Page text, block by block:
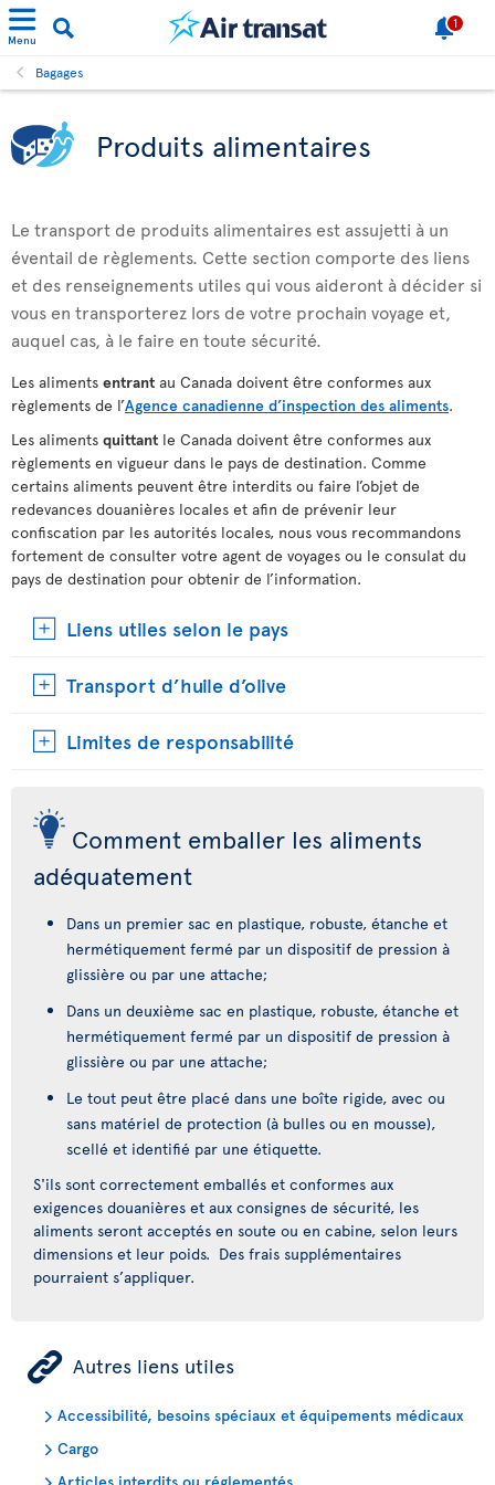
Menu
1
Bagages
Produits alimentaires
Le transport de produits alimentaires est assujetti à un
éventail de règlements. Cette section comporte des liens
et des renseignements utiles qui vous aideront à décider si
vous en transporterez lors de votre prochain voyage et,
auquel cas, à le faire en toute sécurité.
Les aliments entrant au Canada doivent être conformes aux
règlements de l’Agence canadienne d’inspection des aliments.
Les aliments quittant le Canada doivent être conformes aux
règlements en vigueur dans le pays de destination. Comme
certains aliments peuvent être interdits ou faire l’objet de
redevances douanières locales et afin de prévenir leur
confiscation par les autorités locales, nous vous recommandons
fortement de consulter votre agent de voyages ou le consulat du
pays de destination pour obtenir de l’information.
Liens utiles selon le pays
Transport d’huile d’olive
Limites de responsabilité
Comment emballer les aliments
adéquatement
Dans un premier sac en plastique, robuste, étanche et
hermétiquement fermé par un dispositif de pression à
glissière ou par une attache;
Dans un deuxième sac en plastique, robuste, étanche et
hermétiquement fermé par un dispositif de pression à
glissière ou par une attache;
Le tout peut être placé dans une boîte rigide, avec ou
sans matériel de protection (à bulles ou en mousse),
scellé et identifié par une étiquette.
S'ils sont correctement emballés et conformes aux
exigences douanières et aux consignes de sécurité, les
aliments seront acceptés en soute ou en cabine, selon leurs
dimensions et leur poids. Des frais supplémentaires
pourraient s’appliquer.
ÿ Autres liens utiles
Accessibilité, besoins spéciaux et équipements médicaux
Cargo